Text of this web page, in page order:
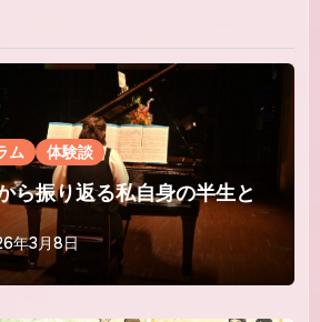
ム 体験談
ら振り返る私自身の半生と
年3月8日